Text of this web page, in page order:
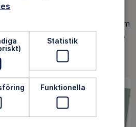
för att så många som möjligt
och de hälsoeffekter som
bidrar du också till vårt arbete
Statistik
Funktionella